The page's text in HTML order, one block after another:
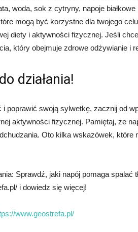
woda, sok z cytryny, napoje
mogą być korzystne dla twojego
diety i aktywności fizycznej. Jeśli
który obejmuje zdrowe odżywianie i
działania!
poprawić swoją sylwetkę, zacznij od
aktywności fizycznej. Pamiętaj, że
Oto kilka wskazówek, które
Sprawdź, jaki napój pomaga spalać
i dowiedz się więcej!
www.geostrefa.pl/